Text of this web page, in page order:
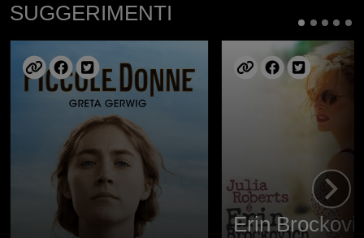
SUGGERIMENTI
Erin